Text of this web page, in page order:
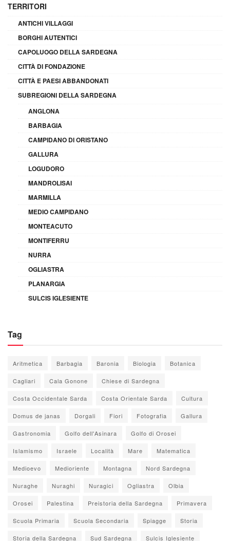
TERRITORI
ANTICHI VILLAGGI
BORGHI AUTENTICI
CAPOLUOGO DELLA SARDEGNA
CITTÀ DI FONDAZIONE
CITTÀ E PAESI ABBANDONATI
SUBREGIONI DELLA SARDEGNA
ANGLONA
BARBAGIA
CAMPIDANO DI ORISTANO
GALLURA
LOGUDORO
MANDROLISAI
MARMILLA
MEDIO CAMPIDANO
MONTEACUTO
MONTIFERRU
NURRA
OGLIASTRA
PLANARGIA
SULCIS IGLESIENTE
Tag
Aritmetica Barbagia Baronia Biologia Botanica
Cagliari Cala Gonone Chiese di Sardegna
Costa Occidentale Sarda Costa Orientale Sarda Cultura
Domus de janas Dorgali Fiori Fotografia Gallura
Gastronomia Golfo dell'Asinara Golfo di Orosei
Islamismo Israele Località Mare Matematica
Medioevo Medioriente Montagna Nord Sardegna
Nuraghe Nuraghi Nuragici Ogliastra Olbia
Orosei Palestina Preistoria della Sardegna Primavera
Scuola Primaria Scuola Secondaria Spiagge Storia
Storia della Sardegna Sud Sardegna Sulcis Iglesiente